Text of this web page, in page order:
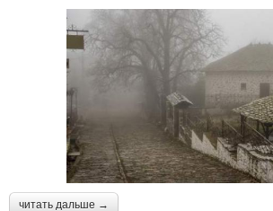
читать дальше →